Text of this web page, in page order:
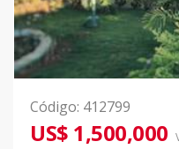
Código: 412799
US$ 1,500,000